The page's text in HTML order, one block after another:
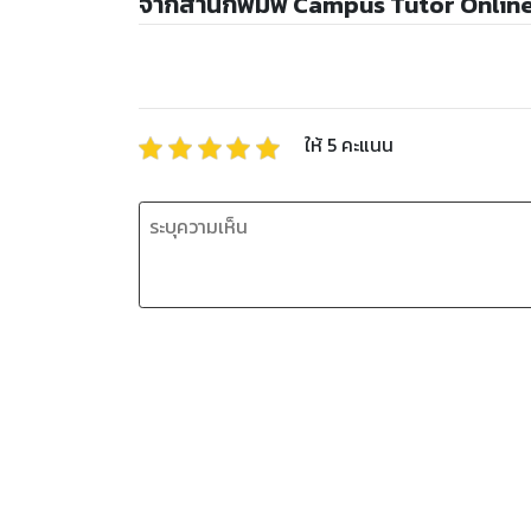
ให้ 5 คะแนน